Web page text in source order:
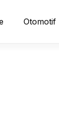
Otomotif